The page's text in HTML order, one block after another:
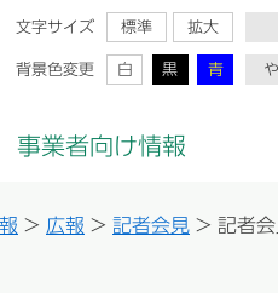
文字サイズ 標準 拡大
背景色変更 白 黒 青
事業者向け情報
> 広報 > 記者会見 > 記者